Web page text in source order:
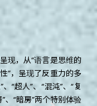
现，从“语言是思维的
”，呈现了反重力的多
“超人”、“混沌”、“复
、“暗房”两个特别体验